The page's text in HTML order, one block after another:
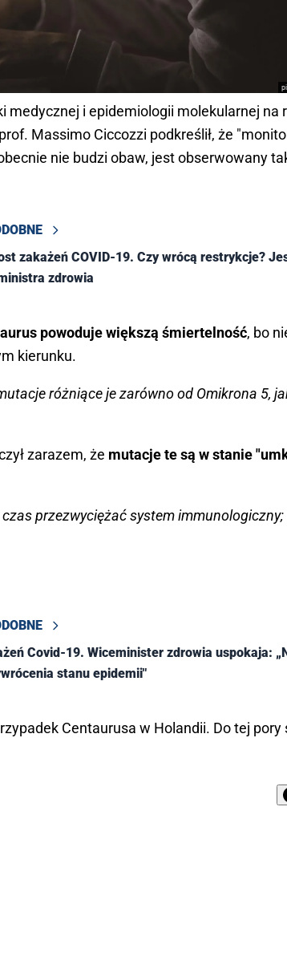
i epidemiologii molekularnej na
Massimo Ciccozzi podkreślił, że
nie budzi obaw, jest obserwowany
zakażeń COVID-19. Czy wrócą restrykcje?
zdrowia
powoduje większą śmiertelność, bo
kierunku.
różniące je zarówno od Omikrona 5,
zarazem, że mutacje te są w stanie
przezwyciężać system immunologiczny;
Covid-19. Wiceminister zdrowia uspokaja:
stanu epidemii"
Centaurusa w Holandii. Do tej